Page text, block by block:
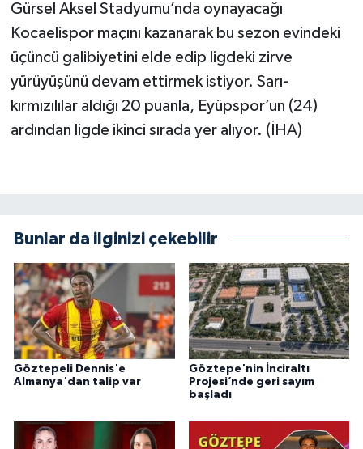
Gürsel Aksel Stadyumu’nda oynayacağı
Kocaelispor maçını kazanarak bu sezon evindeki
üçüncü galibiyetini elde edip ligdeki zirve
yürüyüşünü devam ettirmek istiyor. Sarı-
kırmızılılar aldığı 20 puanla, Eyüpspor’un (24)
ardından ligde ikinci sırada yer alıyor. (İHA)
Bunlar da ilginizi çekebilir
Göztepeli Dennis'e
Almanya'dan talip var
Göztepe'nin İnciraltı
Projesi’nde geri sayım
başladı